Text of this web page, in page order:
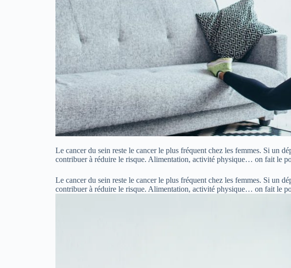
Le cancer du sein reste le cancer le plus fréquent chez les femmes. Si un
contribuer à réduire le risque. Alimentation, activité physique… on fait le
Le cancer du sein reste le cancer le plus fréquent chez les femmes. Si un
contribuer à réduire le risque. Alimentation, activité physique… on fait le